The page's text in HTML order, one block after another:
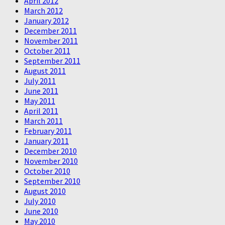
March 2012
January 2012
December 2011
November 2011
October 2011
September 2011
August 2011
July 2011
June 2011
May 2011
April 2011
March 2011
February 2011
January 2011
December 2010
November 2010
October 2010
September 2010
August 2010
July 2010
June 2010
May 2010